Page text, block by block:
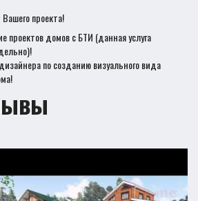
проекта!
проектов домов с БТИ (данная услуга
по созданию визуального вида